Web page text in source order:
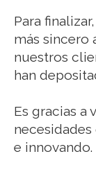
Para
más sincero
nuestros
han
Es gracias a
e innovando.